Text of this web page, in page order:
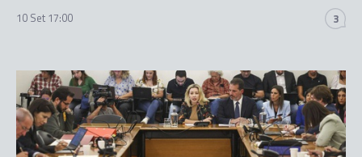
10 Set 17:00 3